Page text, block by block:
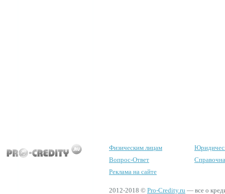
Физическим лицам
Вопрос-Ответ
Реклама на сайте
2012-2018 © Pro-Credity.ru — все о